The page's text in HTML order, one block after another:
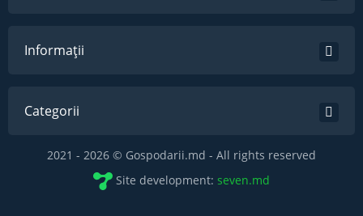
Informații
Categorii
2021 - 2026 © Gospodarii.md - All rights reserved
Site development: seven.md